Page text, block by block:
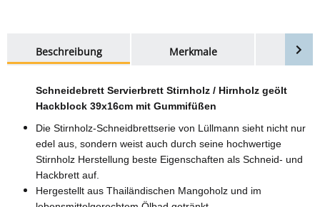
Beschreibung
Merkmale
Schneidebrett Servierbrett Stirnholz / Hirnholz geölt
Hackblock 39x16cm mit Gummifüßen
Die Stirnholz-Schneidbrettserie von Lüllmann sieht nicht nur
edel aus, sondern weist auch durch seine hochwertige
Stirnholz Herstellung beste Eigenschaften als Schneid- und
Hackbrett auf.
Hergestellt aus Thailändischen Mangoholz und im